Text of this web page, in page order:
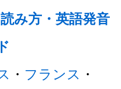
み方・英語発音
・ フランス ・